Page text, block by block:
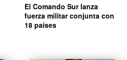
El Comando Sur lanza
fuerza militar conjunta con
18 países